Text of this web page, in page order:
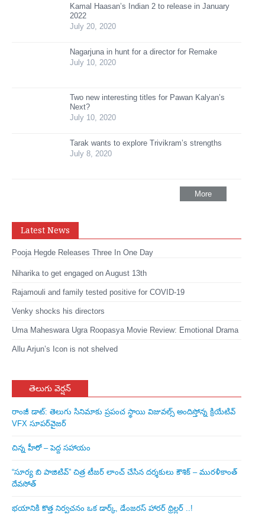
Kamal Haasan’s Indian 2 to release in January
2022
July 20, 2020
Nagarjuna in hunt for a director for Remake
July 10, 2020
Two new interesting titles for Pawan Kalyan’s
Next?
July 10, 2020
Tarak wants to explore Trivikram’s strengths
July 8, 2020
More
Latest News
Pooja Hegde Releases Three In One Day
Niharika to get engaged on August 13th
Rajamouli and family tested positive for COVID-19
Venky shocks his directors
Uma Maheswara Ugra Roopasya Movie Review: Emotional Drama
Allu Arjun’s Icon is not shelved
తెలుగు వెర్షన్
రాంజీ డాట్: తెలుగు సినిమాకు ప్రపంచ స్థాయి విజువల్స్ అందిస్తోన్న క్రియేటివ్
VFX సూపర్‌వైజర్
చిన్న హీరో – పెద్ద సహాయం
“సూర్య బి పాజిటివ్” చిత్ర టీజర్ లాంచ్ చేసిన‌ దర్శకులు కౌశిక్ – మురళీకాంత్
దేవసోత్
భయానికి కొత్త నిర్వచనం ఒక డార్క్, డేంజరస్ హారర్ థ్రిల్లర్ ..!